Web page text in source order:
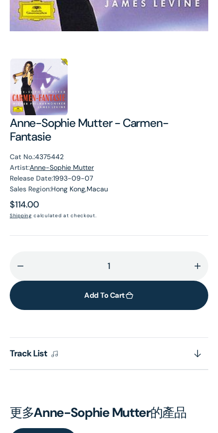
Anne-Sophie Mutter - Carmen-
Fantasie
Cat No.:4375442
Artist:Anne-Sophie Mutter
Release Date:1993-09-07
Sales Region:Hong Kong,Macau
Regular
price
$114.00
Shipping calculated at checkout.
quantity
Anne-
-
Carmen-
for
-
Add To Cart
Track List
更多Anne-Sophie Mutter的產品